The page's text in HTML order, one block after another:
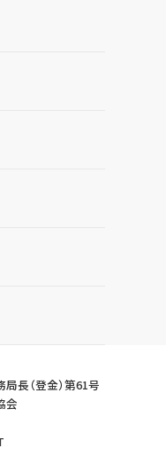
長（登金）第61号
会